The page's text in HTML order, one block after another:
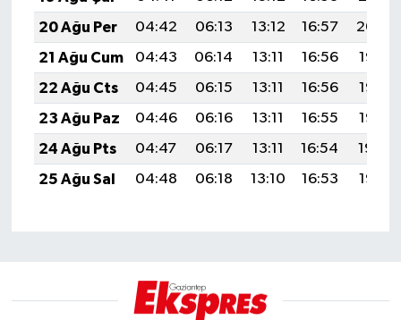
20 Ağu Per
04:42 06:13 13:12 16:57
20:00
21 Ağu Cum
04:43 06:14 13:11 16:56
19:58
22 Ağu Cts
04:45 06:15 13:11 16:56
19:57
23 Ağu Paz
04:46 06:16 13:11 16:55
19:56
24 Ağu Pts
04:47 06:17 13:11 16:54
19:54
25 Ağu Sal
04:48 06:18 13:10 16:53 19:53